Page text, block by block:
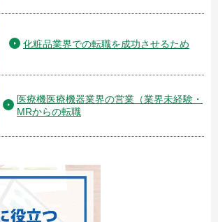
化粧品業界での転職を成功させるため
医療機医療機器業界の営業（業界未経験・
MRからの転職